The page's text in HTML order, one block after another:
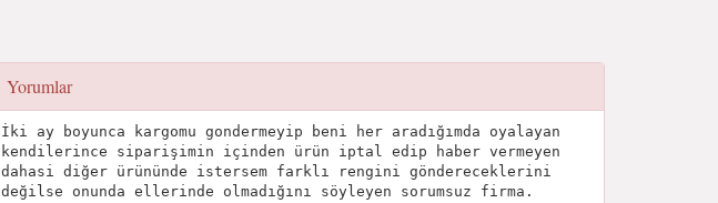
Yorumlar
İki ay boyunca kargomu gondermeyip beni her aradığımda oyalayan
kendilerince siparişimin içinden ürün iptal edip haber vermeyen
dahasi diğer ürününde istersem farklı rengini göndereceklerini
değilse onunda ellerinde olmadığını söyleyen sorumsuz firma.